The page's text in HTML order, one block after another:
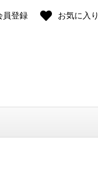
員登録 お気に入り